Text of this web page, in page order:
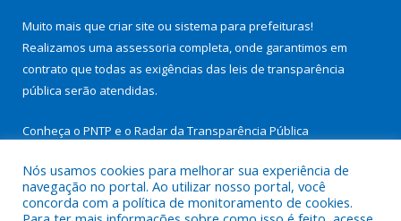
Muito mais que criar site ou sistema para prefeituras!
Realizamos uma assessoria completa, onde garantimos em
contrato que todas as exigências das leis de transparência
pública serão atendidas.
Conheça o PNTP e o Radar da Transparência Pública
Nós usamos cookies para melhorar sua experiência de
navegação no portal. Ao utilizar nosso portal, você
concorda com a política de monitoramento de cookies.